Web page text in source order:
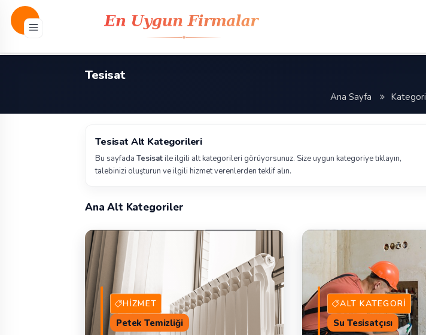
Tesisat
Ana Sayfa Kategori
Tesisat Alt Kategorileri
Bu sayfada Tesisatile ilgili alt kategorileri görüyorsunuz. Size uygun kategoriye tıklayın,
talebinizi oluşturun ve ilgili hizmet verenlerden teklif alın.
Ana Alt Kategoriler
HIZMET
Petek Temizliği
ALT KATEGORI
Su Tesisatçısı